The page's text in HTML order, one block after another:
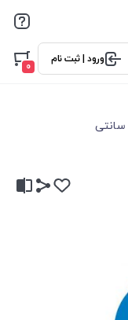
ورود | ثبت نام
0